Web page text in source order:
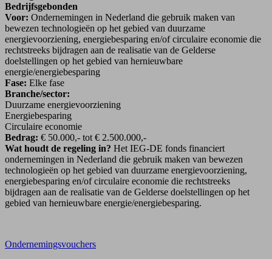
Bedrijfsgebonden
Voor: Ondernemingen in Nederland die gebruik maken van
bewezen technologieën op het gebied van duurzame
energievoorziening, energiebesparing en/of circulaire economie die
rechtstreeks bijdragen aan de realisatie van de Gelderse
doelstellingen op het gebied van hernieuwbare
energie/energiebesparing
Fase: Elke fase
Branche/sector:
Duurzame energievoorziening
Energiebesparing
Circulaire economie
Bedrag: € 50.000,- tot € 2.500.000,-
Wat houdt de regeling in? Het IEG-DE fonds financiert
ondernemingen in Nederland die gebruik maken van bewezen
technologieën op het gebied van duurzame energievoorziening,
energiebesparing en/of circulaire economie die rechtstreeks
bijdragen aan de realisatie van de Gelderse doelstellingen op het
gebied van hernieuwbare energie/energiebesparing.
Ondernemingsvouchers